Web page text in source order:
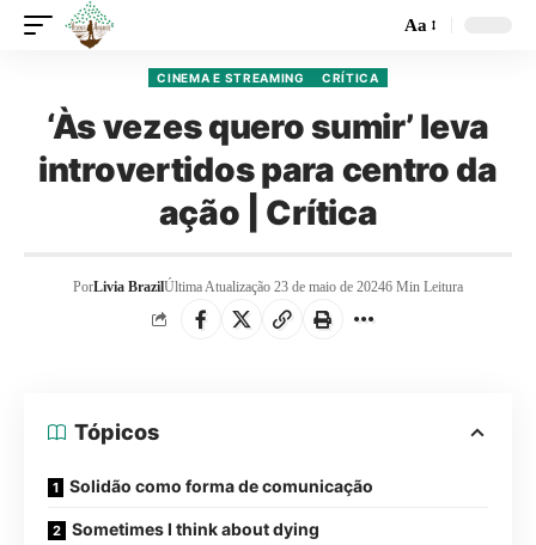
Aa
CINEMA E STREAMING CRÍTICA
‘Às vezes quero sumir’ leva
introvertidos para centro da
ação | Crítica
PorLivia BrazilÚltima Atualização 23 de maio de 20246 Min Leitura
Tópicos
Solidão como forma de comunicação
Sometimes I think about dying